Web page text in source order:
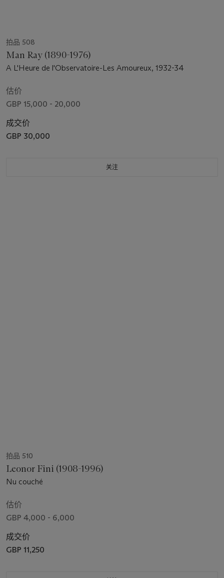
拍品 508
Man Ray (1890-1976)
A L'Heure de l'Observatoire-Les Amoureux, 1932-34
估价
GBP 15,000 - 20,000
成交价
GBP 30,000
关注
拍品 510
Leonor Fini (1908-1996)
Nu couché
估价
GBP 4,000 - 6,000
成交价
GBP 11,250